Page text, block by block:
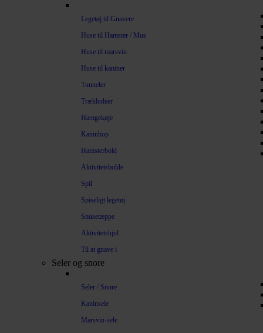
Legetøj til Gnavere
Huse til Hamster / Mus
Huse til marsvin
Huse til kaniner
Tunneler
Træklodser
Hængekøje
Kaninhop
Hamsterbold
Aktivitetsbolde
Spil
Spiseligt legetøj
Snusetæppe
Aktivitetshjul
Til at gnave i
Seler og snore
Seler / Snore
Kaninsele
Marsvin-sele